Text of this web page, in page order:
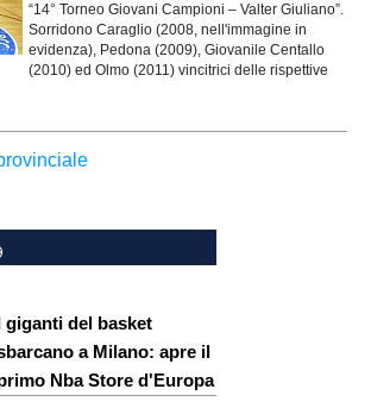
“14° Torneo Giovani Campioni – Valter Giuliano”.
Sorridono Caraglio (2008, nell'immagine in
evidenza), Pedona (2009), Giovanile Centallo
(2010) ed Olmo (2011) vincitrici delle rispettive
giganti del basket
a Milano: apre il
Nba Store d'Europa